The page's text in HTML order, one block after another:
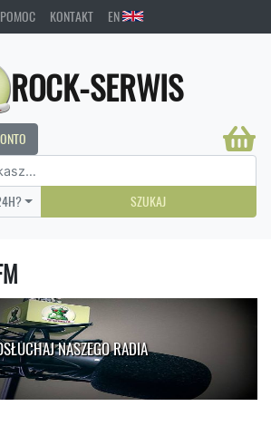
POMOC KONTAKT EN
ROCK-SERWIS
SZUKAJ
NASZEGO RADIA